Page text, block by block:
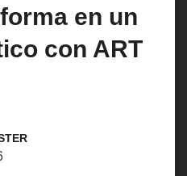
en un
con ART